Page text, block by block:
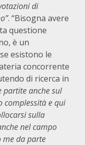
di
. “Bisogna avere
questione
è un
esistono le
concorrente
di ricerca in
partite anche sul
complessità e qui
sulla
nel campo
me da parte